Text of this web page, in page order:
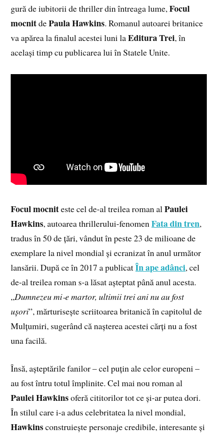
gură de iubitorii de thriller din întreaga lume,Focul
mocnitdePaula Hawkins. Romanul autoarei britanice
va apărea la finalul acestei luni laEditura Trei, în
același timp cu publicarea lui în Statele Unite.
Focul mocniteste cel de-al treilea roman alPaulei
Hawkins, autoarea thrillerului-fenomenFata din tren,
tradus în 50 de țări, vândut în peste 23 de milioane de
exemplare la nivel mondial și ecranizat în anul următor
lansării. După ce în 2017 a publicatÎn ape adânci, cel
de-al treilea roman s-a lăsat așteptat până anul acesta.
„Dumnezeu mi‑e martor, ultimii trei ani nu au fost
ușori”, mărturisește scriitoarea britanică în capitolul de
Mulțumiri, sugerând că nașterea acestei cărți nu a fost
una facilă.
Însă, așteptările fanilor – cel puțin ale celor europeni –
au fost întru totul împlinite. Cel mai nou roman al
Paulei Hawkinsoferă cititorilor tot ce și-ar putea dori.
În stilul care i-a adus celebritatea la nivel mondial,
Hawkinsconstruiește personaje credibile, interesante și